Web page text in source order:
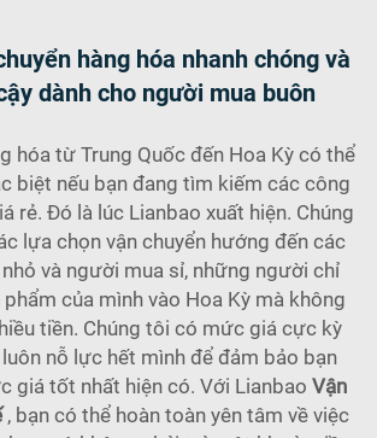
hàng hóa nhanh chóng và
dành cho người mua buôn
hóa từ Trung Quốc đến Hoa Kỳ có thể
biệt nếu bạn đang tìm kiếm các công
rẻ. Đó là lúc Lianbao xuất hiện. Chúng
lựa chọn vận chuyển hướng đến các
và người mua sỉ, những người chỉ
của mình vào Hoa Kỳ mà không
tiền. Chúng tôi có mức giá cực kỳ
nỗ lực hết mình để đảm bảo bạn
giá tốt nhất hiện có. Với Lianbao Vận
, bạn có thể hoàn toàn yên tâm về việc